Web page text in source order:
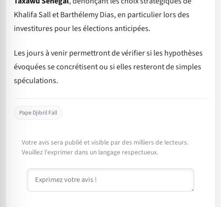
Khalifa Sall et Barthélemy Dias, en particulier lors des
investitures pour les élections anticipées.
Les jours à venir permettront de vérifier si les hypothèses
évoquées se concrétisent ou si elles resteront de simples
spéculations.
Pape Djibril Fall
Votre avis sera publié et visible par des milliers de lecteurs.
Veuillez l'exprimer dans un langage respectueux.
Commentaire